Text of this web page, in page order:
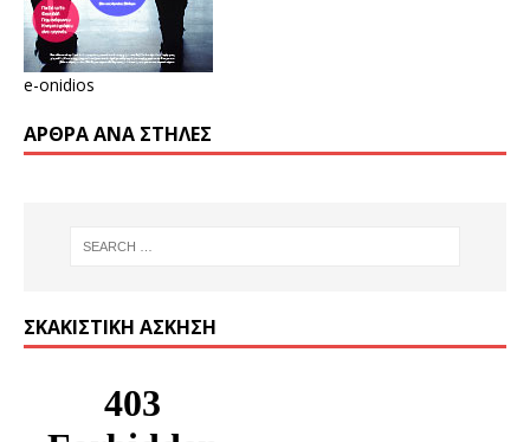
e-onidios
ΆΡΘΡΑ ΑΝΆ ΣΤΉΛΕΣ
ΣΚΑΚΙΣΤΙΚΉ ΆΣΚΗΣΗ